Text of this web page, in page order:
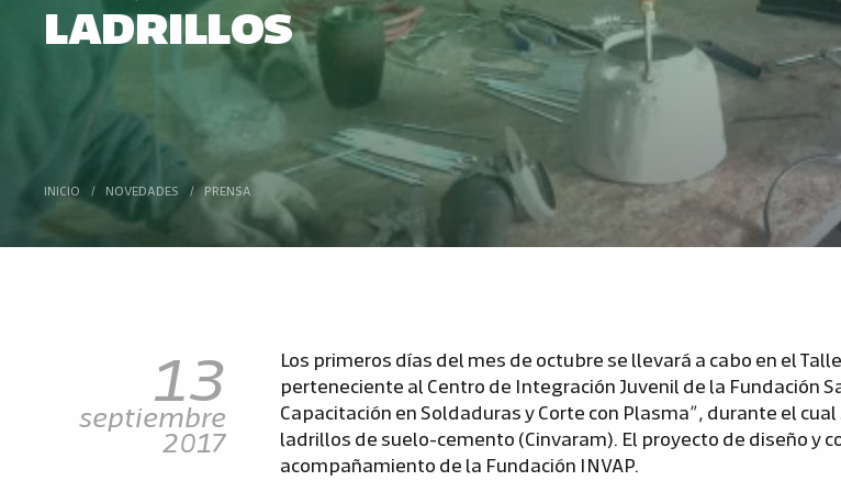
LADRILLOS
INICIO / NOVEDADES / PRENSA
13
septiembre
2017
Los primeros días del mes de octubre se llevará a cabo en el
perteneciente al Centro de Integración Juvenil de la Fundación
Capacitación en Soldaduras y Corte con Plasma”, durante el
ladrillos de suelo-cemento (Cinvaram). El proyecto de diseño y
acompañamiento de la Fundación INVAP.